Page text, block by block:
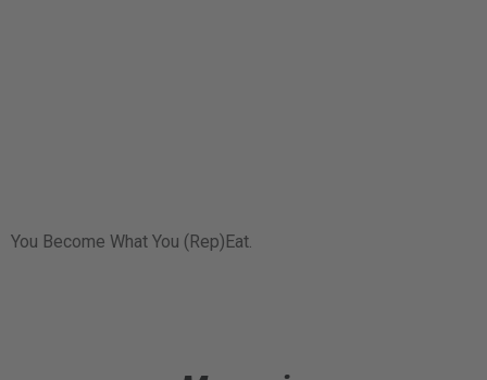
You Become What You (Rep)Eat.